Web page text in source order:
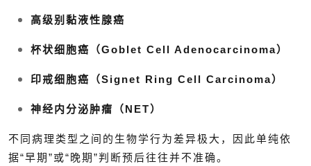
高级别黏液性腺癌
杯状细胞癌（Goblet Cell Adenocarcinoma）
印戒细胞癌（Signet Ring Cell Carcinoma）
神经内分泌肿瘤（NET）
不同病理类型之间的生物学行为差异极大，因此单纯依
据“早期”或“晚期”判断预后往往并不准确。